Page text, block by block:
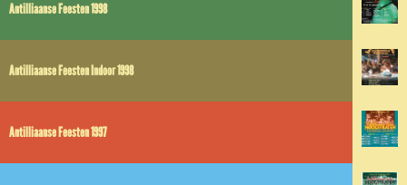
Antilliaanse Feesten 1998
Antilliaanse Feesten Indoor 1998
Antilliaanse Feesten 1997